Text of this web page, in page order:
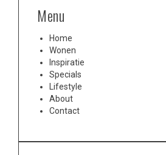
Menu
Home
Wonen
Inspiratie
Specials
Lifestyle
About
Contact